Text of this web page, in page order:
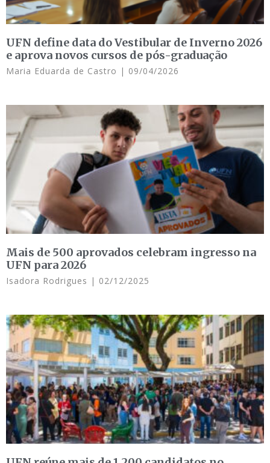
UFN define data do Vestibular de Inverno 2026
e aprova novos cursos de pós-graduação
Maria Eduarda de Castro 09/04/2026
Mais de 500 aprovados celebram ingresso na
UFN para 2026
Isadora Rodrigues 02/12/2025